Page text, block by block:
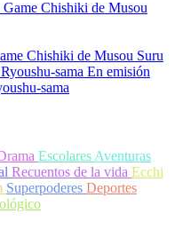
Chishiki de Musou Suru
En emisión
sama
EscolaresAventuras
Recuentos de la vida Ecchi
Superpoderes Deportes